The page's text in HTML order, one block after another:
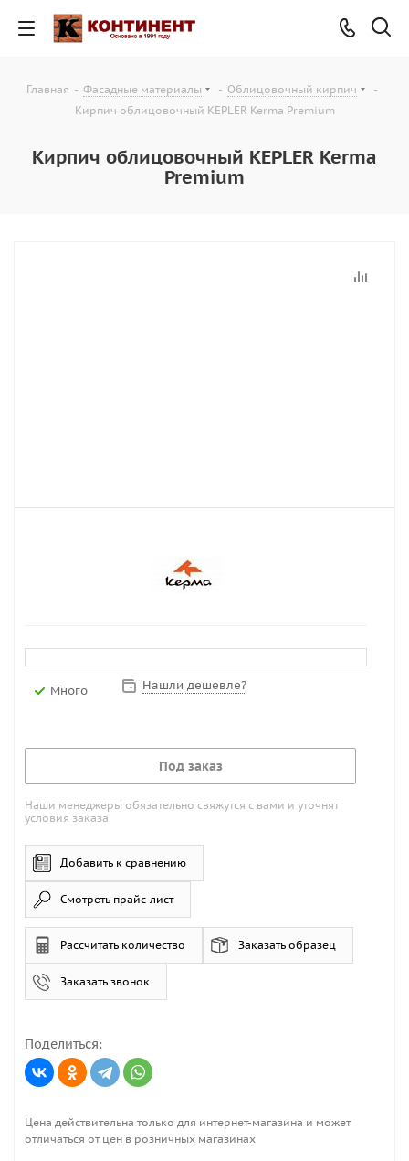
Главная - Фасадные материалы - Облицовочный кирпич
-
Кирпич облицовочный KEPLER Kerma Premium
Кирпич облицовочный KEPLER Kerma
Premium
Много Нашли дешевле?
Под заказ
Наши менеджеры обязательно свяжутся с вами и уточнят
условия заказа
Смотреть прайс-лист
Добавить к сравнению
Рассчитать количество Заказать образец
Заказать звонок
Поделиться:
Цена действительна только для интернет-магазина и может
отличаться от цен в розничных магазинах